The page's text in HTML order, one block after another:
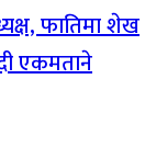
फातिमा शेख
एकमताने